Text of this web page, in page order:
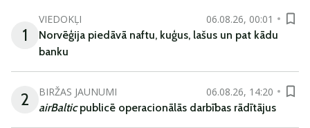
1
VIEDOKĻI
06.08.26, 00:01
Norvēģija piedāvā naftu, kuģus, lašus un pat kādu
banku
2 BIRŽAS JAUNUMI
06.08.26, 14:20
airBalticpublicē operacionālās darbības rādītājus